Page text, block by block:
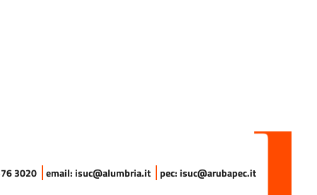
successiva
3020 email: isuc@alumbria.it pec: isuc@arubapec.it